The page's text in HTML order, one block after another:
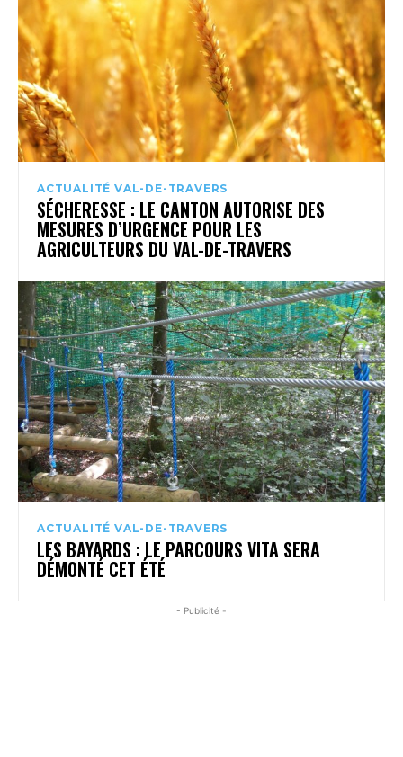
ACTUALITÉ VAL-DE-TRAVERS
SÉCHERESSE : LE CANTON AUTORISE DES
MESURES D’URGENCE POUR LES
AGRICULTEURS DU VAL-DE-TRAVERS
ACTUALITÉ VAL-DE-TRAVERS
LES BAYARDS : LE PARCOURS VITA SERA
DÉMONTÉ CET ÉTÉ
- Publicité -